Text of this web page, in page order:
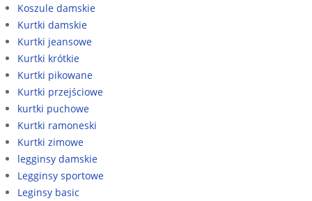
Koszule damskie
Kurtki damskie
Kurtki jeansowe
Kurtki krótkie
Kurtki pikowane
Kurtki przejściowe
kurtki puchowe
Kurtki ramoneski
Kurtki zimowe
legginsy damskie
Legginsy sportowe
Leginsy basic